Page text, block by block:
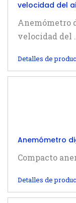
velocidad del
Anemómetro
velocidad del
Detalles de
Anemómetro
Compacto
Detalles de